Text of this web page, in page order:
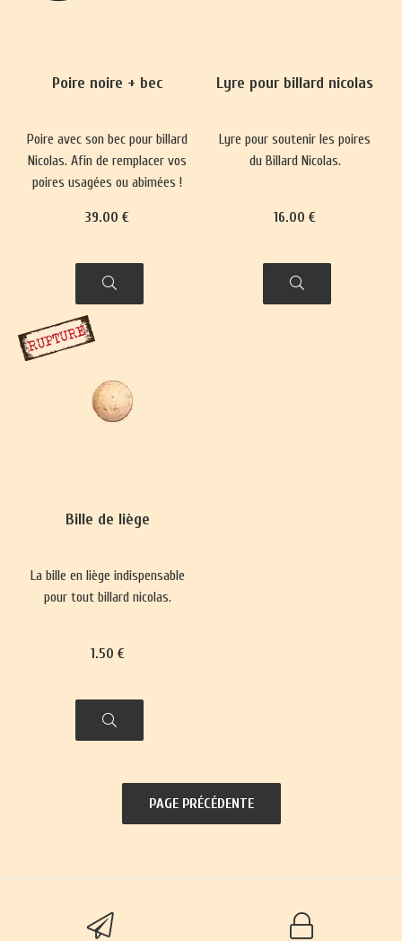
Poire noire + bec
Poire avec son bec pour billard
Nicolas. Afin de remplacer vos
poires usagées ou abimées !
39.00 €
Lyre pour billard nicolas
Lyre pour soutenir les poires
du Billard Nicolas.
16.00 €
Bille de liège
La bille en liège indispensable
pour tout billard nicolas.
1.50 €